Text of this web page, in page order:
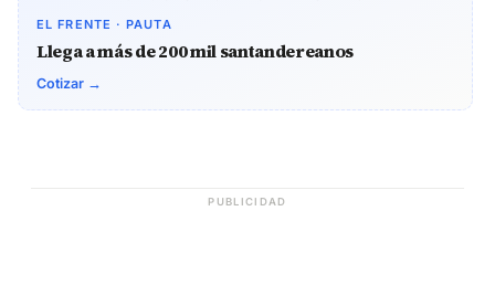
EL FRENTE · PAUTA
Llega a más de 200 mil santandereanos
Cotizar →
PUBLICIDAD